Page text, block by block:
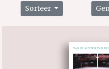
Sorteer